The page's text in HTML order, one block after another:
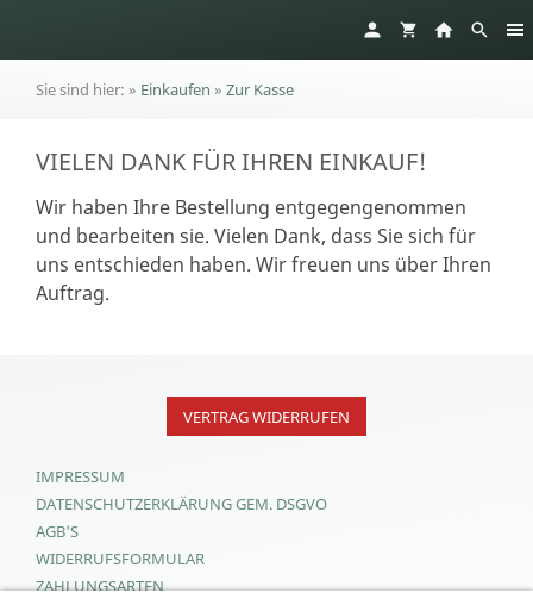
Sie sind hier: » Einkaufen » Zur Kasse
VIELEN DANK FÜR IHREN EINKAUF!
Wir haben Ihre Bestellung entgegengenommen
und bearbeiten sie. Vielen Dank, dass Sie sich für
uns entschieden haben. Wir freuen uns über Ihren
Auftrag.
VERTRAG WIDERRUFEN
IMPRESSUM
DATENSCHUTZERKLÄRUNG GEM. DSGVO
AGB'S
WIDERRUFSFORMULAR
ZAHLUNGSARTEN